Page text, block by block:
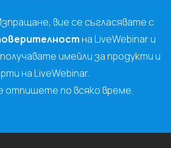
вие се съгласявате с
на LiveWebinar и
имейли за продукти и
на LiveWebinar.
отпишете по всяко време.